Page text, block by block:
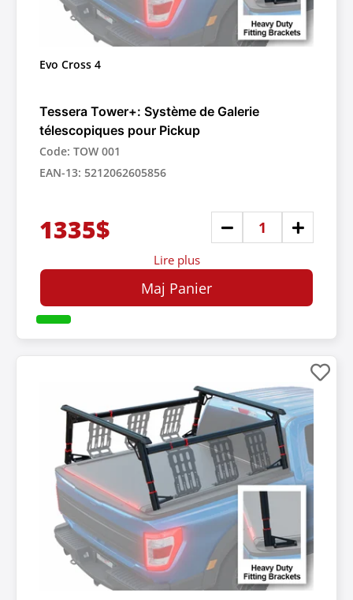
Evo Cross 4
Tessera Tower+: Système de Galerie
télescopiques pour Pickup
Code: TOW 001
EAN-13: 5212062605856
1335$
Lire plus
Maj Panier